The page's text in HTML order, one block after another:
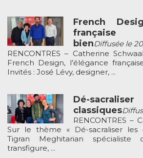
French
française
bienDiffusée le
RENCONTRES – Catherine
French Design, l’élégance
Invités : José Lévy, designer, ...
Dé-
classiques
RENCONTRES –
Sur le thème « Dé-sacraliser les
Tigran Meghitarian spécialiste
transfigure, ...